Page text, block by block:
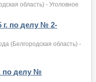
область) - Уголовное
г. по делу № 2-
(Белгородская область) -
по делу №